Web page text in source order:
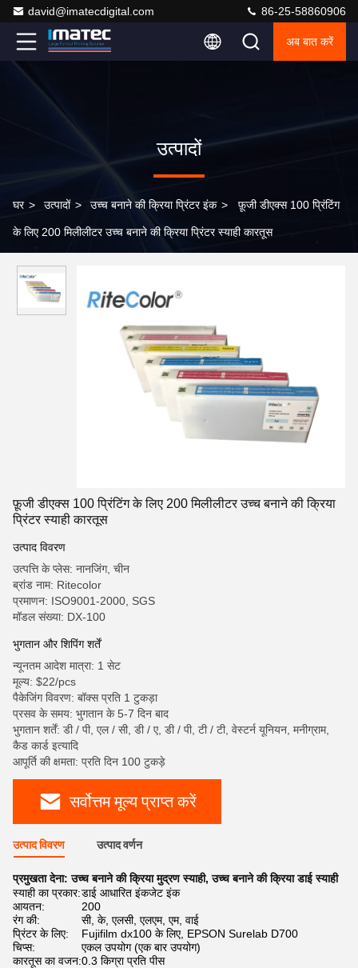
david@imatecdigital.com 86-25-58860906
अब बात करें
उत्पादों
घर > उत्पादों > उच्च बनाने की क्रिया प्रिंटर इंक > फ़ूजी डीएक्स 100 प्रिंटिंग
के लिए 200 मिलीलीटर उच्च बनाने की क्रिया प्रिंटर स्याही कारतूस
फ़ूजी डीएक्स 100 प्रिंटिंग के लिए 200 मिलीलीटर उच्च बनाने की क्रिया
प्रिंटर स्याही कारतूस
उत्पाद विवरण
उत्पत्ति के प्लेस: नानजिंग, चीन
ब्रांड नाम: Ritecolor
प्रमाणन: ISO9001-2000, SGS
मॉडल संख्या: DX-100
भुगतान और शिपिंग शर्तें
न्यूनतम आदेश मात्रा: 1 सेट
मूल्य: $22/pcs
पैकेजिंग विवरण: बॉक्स प्रति 1 टुकड़ा
प्रसव के समय: भुगतान के 5-7 दिन बाद
भुगतान शर्तें: डी / पी, एल / सी, डी / ए, डी / पी, टी / टी, वेस्टर्न यूनियन, मनीग्राम,
कैड कार्ड इत्यादि
आपूर्ति की क्षमता: प्रति दिन 100 टुकड़े
सर्वोत्तम मूल्य प्राप्त करें
उत्पाद विवरण उत्पाद वर्णन
प्रमुखता देना:उच्च बनाने की क्रिया मुद्रण स्याही,उच्च बनाने की क्रिया डाई स्याही
स्याही का प्रकार:डाई आधारित इंकजेट इंक
आयतन:
200
रंग की:
सी, के, एलसी, एलएम, एम, वाई
प्रिंटर के लिए:
Fujifilm dx100 के लिए, EPSON Surelab D700
चिप्स:
एकल उपयोग (एक बार उपयोग)
कारतूस का वजन:0.3 किग्रा प्रति पीस